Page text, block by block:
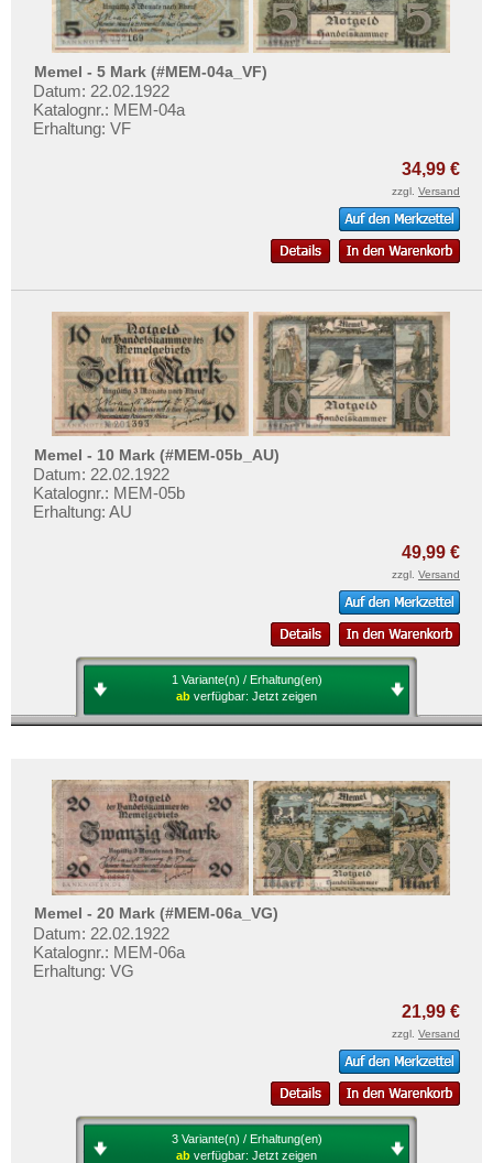
Memel - 5 Mark (#MEM-04a_VF)
Datum: 22.02.1922
Katalognr.: MEM-04a
Erhaltung: VF
34,99 €
zzgl. Versand
Memel - 10 Mark (#MEM-05b_AU)
Datum: 22.02.1922
Katalognr.: MEM-05b
Erhaltung: AU
49,99 €
zzgl. Versand
1 Variante(n) / Erhaltung(en)
ab verfügbar: Jetzt zeigen
Memel - 20 Mark (#MEM-06a_VG)
Datum: 22.02.1922
Katalognr.: MEM-06a
Erhaltung: VG
21,99 €
zzgl. Versand
3 Variante(n) / Erhaltung(en)
ab verfügbar: Jetzt zeigen